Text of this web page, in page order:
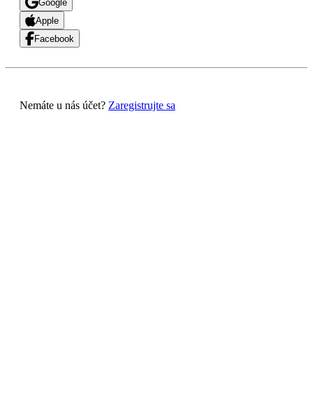
Google
Apple
Facebook
Nemáte u nás účet? Zaregistrujte sa